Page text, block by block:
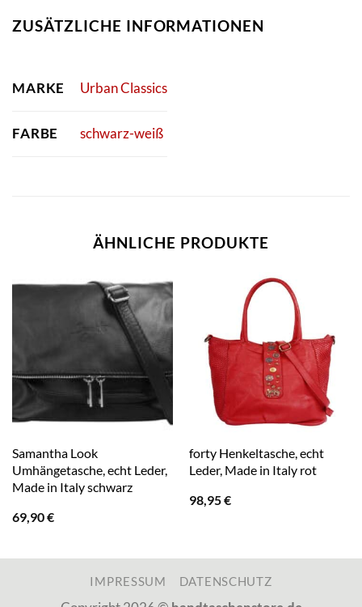
ZUSÄTZLICHE INFORMATIONEN
MARKE Urban Classics
FARBE schwarz-weiß
ÄHNLICHE PRODUKTE
Samantha Look
Umhängetasche, echt Leder,
Made in Italy schwarz
69,90€
forty Henkeltasche, echt
Leder, Made in Italy rot
98,95€
IMPRESSUM DATENSCHUTZ